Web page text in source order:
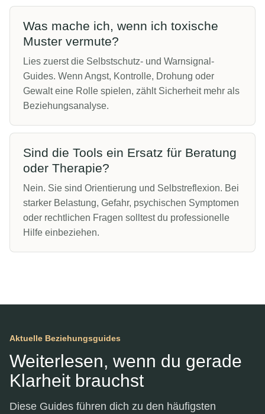
Was mache ich, wenn ich toxische
Muster vermute?
Lies zuerst die Selbstschutz- und Warnsignal-
Guides. Wenn Angst, Kontrolle, Drohung oder
Gewalt eine Rolle spielen, zählt Sicherheit mehr als
Beziehungsanalyse.
Sind die Tools ein Ersatz für Beratung
oder Therapie?
Nein. Sie sind Orientierung und Selbstreflexion. Bei
starker Belastung, Gefahr, psychischen Symptomen
oder rechtlichen Fragen solltest du professionelle
Hilfe einbeziehen.
Aktuelle Beziehungsguides
Weiterlesen, wenn du gerade
Klarheit brauchst
Diese Guides führen dich zu den häufigsten